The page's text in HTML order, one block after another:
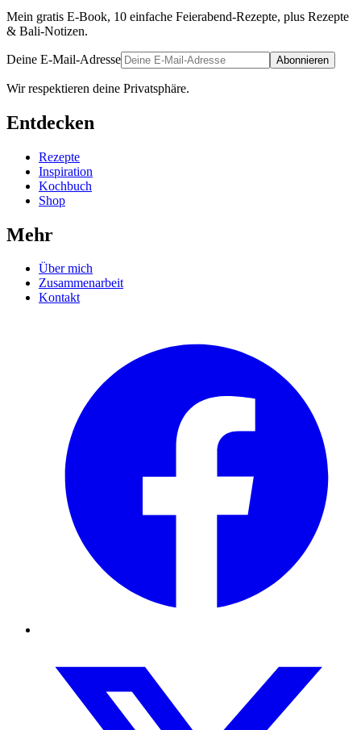
Mein gratis E-Book, 10 einfache Feierabend-Rezepte, plus Rezepte
& Bali-Notizen.
Deine E-Mail-Adresse Abonnieren
Wir respektieren deine Privatsphäre.
Entdecken
Rezepte
Inspiration
Kochbuch
Shop
Mehr
Über mich
Zusammenarbeit
Kontakt